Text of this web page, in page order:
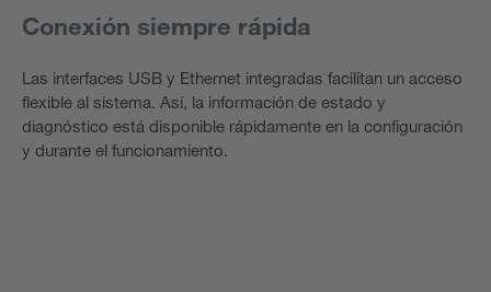
Conexión siempre rápida
Las interfaces USB y Ethernet integradas facilitan un acceso
flexible al sistema. Así, la información de estado y
diagnóstico está disponible rápidamente en la configuración
y durante el funcionamiento.